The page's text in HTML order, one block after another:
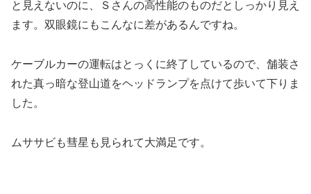
と見えないのに、Ｓさんの高性能のものだとしっかり見え
ます。双眼鏡にもこんなに差があるんですね。
ケーブルカーの運転はとっくに終了しているので、舗装さ
れた真っ暗な登山道をヘッドランプを点けて歩いて下りま
した。
ムササビも彗星も見られて大満足です。